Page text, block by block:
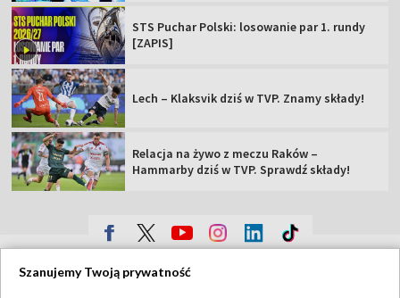
STS Puchar Polski: losowanie par 1. rundy
[ZAPIS]
Lech – Klaksvik dziś w TVP. Znamy składy!
Relacja na żywo z meczu Raków –
Hammarby dziś w TVP. Sprawdź składy!
Szanujemy Twoją prywatność